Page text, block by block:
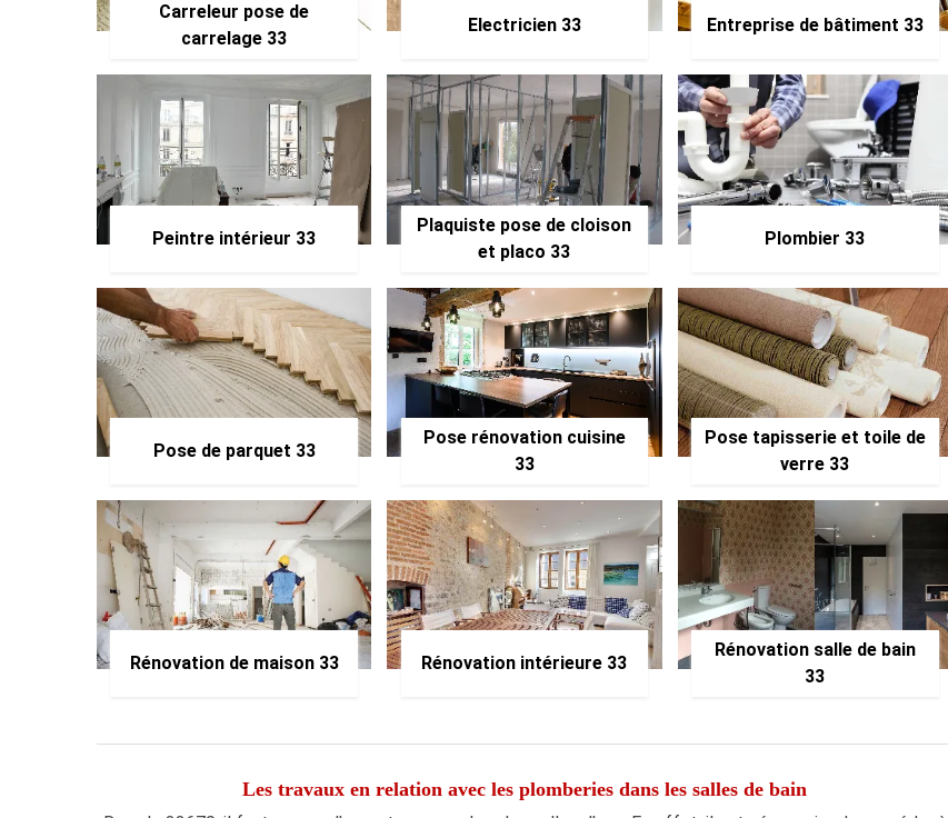
Carreleur pose de
carrelage 33
Electricien 33 Entreprise de bâtiment 33
Peintre intérieur 33
Plaquiste pose de cloison
et placo 33
Plombier 33
Pose de parquet 33
Pose rénovation cuisine
33
Pose tapisserie et toile de
verre 33
Rénovation de maison 33 Rénovation intérieure 33
Rénovation salle de bain
33
Les travaux en relation avec les plomberies dans les salles de bain